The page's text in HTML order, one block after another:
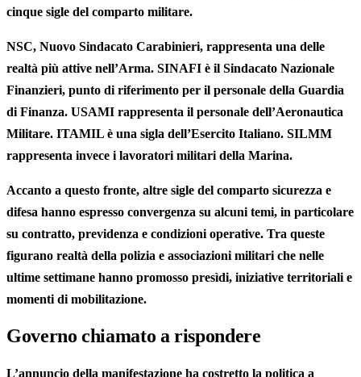
cinque sigle del comparto militare.
NSC, Nuovo Sindacato Carabinieri, rappresenta una delle
realtà più attive nell’Arma. SINAFI è il Sindacato Nazionale
Finanzieri, punto di riferimento per il personale della Guardia
di Finanza. USAMI rappresenta il personale dell’Aeronautica
Militare. ITAMIL è una sigla dell’Esercito Italiano. SILMM
rappresenta invece i lavoratori militari della Marina.
Accanto a questo fronte, altre sigle del comparto sicurezza e
difesa hanno espresso convergenza su alcuni temi, in particolare
su contratto, previdenza e condizioni operative. Tra queste
figurano realtà della polizia e associazioni militari che nelle
ultime settimane hanno promosso presìdi, iniziative territoriali e
momenti di mobilitazione.
Governo chiamato a rispondere
L’annuncio della manifestazione ha costretto la politica a